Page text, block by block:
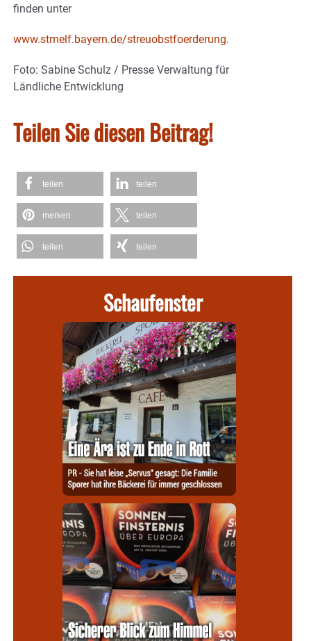
finden unter
www.stmelf.bayern.de/streuobstfoerderung.
Foto: Sabine Schulz / Presse Verwaltung für
Ländliche Entwicklung
Teilen Sie diesen Beitrag!
teilen teilen
merken teilen
teilen teilen
Schaufenster